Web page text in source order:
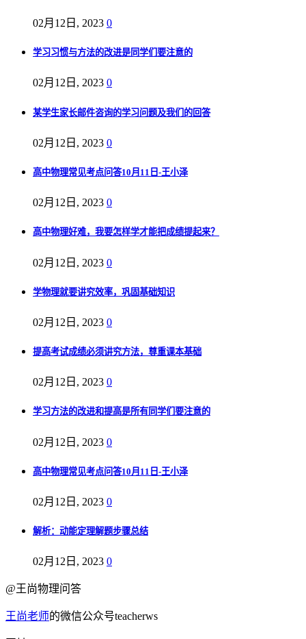
02月12日, 2023 0
学习习惯与方法的改进是同学们要注意的
02月12日, 2023 0
某学生家长邮件咨询的学习问题及我们的回答
02月12日, 2023 0
高中物理常见考点问答10月11日-王小泽
02月12日, 2023 0
高中物理好难，我要怎样学才能把成绩提起来？
02月12日, 2023 0
学物理就要讲究效率，巩固基础知识
02月12日, 2023 0
提高考试成绩必须讲究方法，尊重课本基础
02月12日, 2023 0
学习方法的改进和提高是所有同学们要注意的
02月12日, 2023 0
高中物理常见考点问答10月11日-王小泽
02月12日, 2023 0
解析：动能定理解题步骤总结
02月12日, 2023 0
@王尚物理问答
王尚老师的微信公众号teacherws